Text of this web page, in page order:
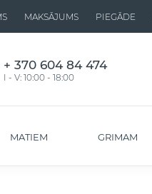
MAKSĀJUMS PIEGĀDE
+ 370 604 84 474
I - V: 10:00 - 18:00
MATIEM GRIMAM